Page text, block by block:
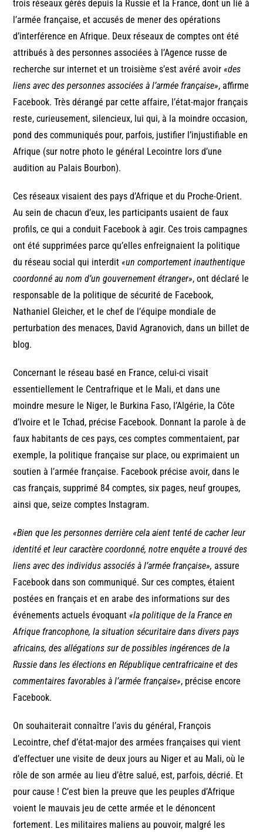
trois réseaux gérés depuis la Russie et la France, dont un lié à
l’armée française, et accusés de mener des opérations
d’interférence en Afrique. Deux réseaux de comptes ont été
attribués à des personnes associées à l’Agence russe de
recherche sur internet et un troisième s’est avéré avoir«des
liens avec des personnes associées à l’armée française», affirme
Facebook. Très dérangé par cette affaire, l’état-major français
reste, curieusement, silencieux, lui qui, à la moindre occasion,
pond des communiqués pour, parfois, justifier l’injustifiable en
Afrique (sur notre photo le général Lecointre lors d’une
audition au Palais Bourbon).
Ces réseaux visaient des pays d’Afrique et du Proche-Orient.
Au sein de chacun d’eux, les participants usaient de faux
profils, ce qui a conduit Facebook à agir. Ces trois campagnes
ont été supprimées parce qu’elles enfreignaient la politique
du réseau social qui interdit«un comportement inauthentique
coordonné au nom d’un gouvernement étranger», ont déclaré le
responsable de la politique de sécurité de Facebook,
Nathaniel Gleicher, et le chef de l’équipe mondiale de
perturbation des menaces, David Agranovich, dans un billet de
blog.
Concernant le réseau basé en France, celui-ci visait
essentiellement le Centrafrique et le Mali, et dans une
moindre mesure le Niger, le Burkina Faso, l’Algérie, la Côte
d’Ivoire et le Tchad, précise Facebook. Donnant la parole à de
faux habitants de ces pays, ces comptes commentaient, par
exemple, la politique française sur place, ou exprimaient un
soutien à l’armée française. Facebook précise avoir, dans le
cas français, supprimé 84 comptes, six pages, neuf groupes,
ainsi que, seize comptes Instagram.
«Bien que les personnes derrière cela aient tenté de cacher leur
identité et leur caractère coordonné, notre enquête a trouvé des
liens avec des individus associés à l’armée française», assure
Facebook dans son communiqué. Sur ces comptes, étaient
postées en français et en arabe des informations sur des
événements actuels évoquant«la politique de la France en
Afrique francophone, la situation sécuritaire dans divers pays
africains, des allégations sur de possibles ingérences de la
Russie dans les élections en République centrafricaine et des
commentaires favorables à l’armée française», précise encore
Facebook.
On souhaiterait connaître l’avis du général, François
Lecointre, chef d’état-major des armées françaises qui vient
d’effectuer une visite de deux jours au Niger et au Mali, où le
rôle de son armée au lieu d’être salué, est, parfois, décrié. Et
pour cause ! C’est bien la preuve que les peuples d’Afrique
voient le mauvais jeu de cette armée et le dénoncent
fortement. Les militaires maliens au pouvoir, malgré les